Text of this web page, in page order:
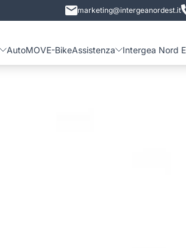
marketing@intergeanordest.it
AutoMOVE-BikeAssistenza Intergea Nord